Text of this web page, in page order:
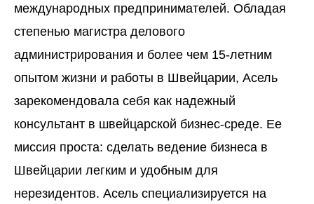
международных предпринимателей. Обладая
степенью магистра делового
администрирования и более чем 15-летним
опытом жизни и работы в Швейцарии, Асель
зарекомендовала себя как надежный
консультант в швейцарской бизнес-среде. Ее
миссия проста: сделать ведение бизнеса в
Швейцарии легким и удобным для
нерезидентов. Асель специализируется на